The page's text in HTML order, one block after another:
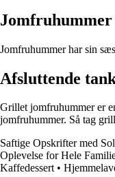
Jomfruhummer
Jomfruhummer har sin
Afsluttende
Grillet jomfruhummer er
jomfruhummer. Så tag
Saftige Opskrifter med
Oplevelse for Hele
Kaffedessert•